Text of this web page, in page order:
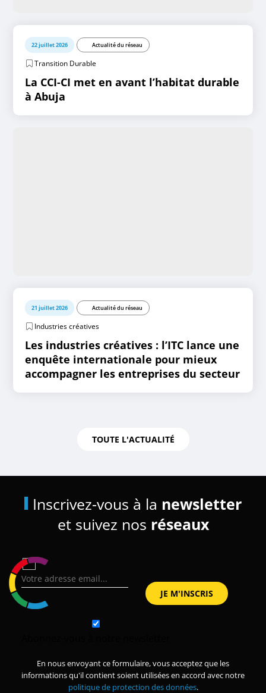
22 juillet 2026 Actualité du réseau
Transition Durable
La CCI-CI met en avant l’habitat durable
à Abuja
21 juillet 2026 Actualité du réseau
Industries créatives
Les industries créatives : l’ITC lance une
enquête internationale pour mieux
accompagner les entreprises du secteur
TOUTE L'ACTUALITÉ
Inscrivez-vous à la newsletter
et suivez nos réseaux
En nous envoyant ce formulaire, vous acceptez que les
informations qu'il contient soient utilisées en accord avec notre
politique de protection des données.